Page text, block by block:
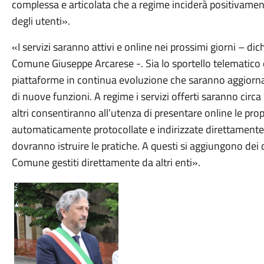
complessa e articolata che a regime inciderà
degli utenti».
«I servizi saranno attivi e online nei prossimi giorni –
Comune Giuseppe Arcarese -. Sia lo sportello
piattaforme in continua evoluzione che saranno
di nuove funzioni. A regime i servizi offerti saranno
altri consentiranno all’utenza di presentare online le
automaticamente protocollate e indirizzate
dovranno istruire le pratiche. A questi si aggiungono
Comune gestiti direttamente da altri enti».